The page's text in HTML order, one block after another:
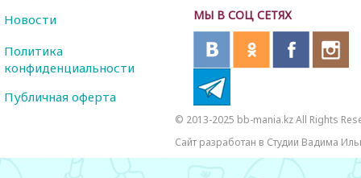
МЫ В СОЦ СЕТЯХ
Новости
Политика
конфиденциальности
Публичная оферта
© 2013-2025 bb-mania.kz All Rights
Сайт разработан в Студии Вадима